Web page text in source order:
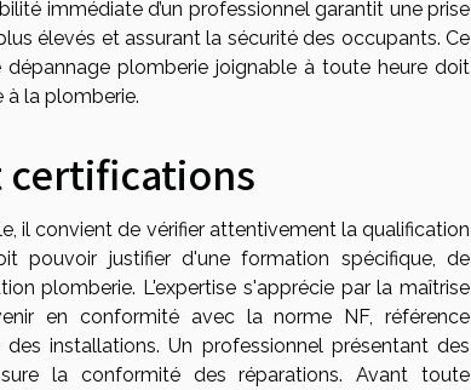
immédiate d’un professionnel garantit une prise
élevés et assurant la sécurité des occupants. Ce
plomberie joignable à toute heure doit
à la plomberie.
certifications
il convient de vérifier attentivement la qualification
pouvoir justifier d'une formation spécifique, de
plomberie. L'expertise s'apprécie par la maîtrise
en conformité avec la norme NF, référence
installations. Un professionnel présentant des
la conformité des réparations. Avant toute